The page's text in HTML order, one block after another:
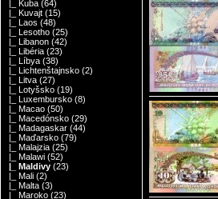
|_ Kuba (64)
|_ Kuvajt (15)
|_ Laos (48)
|_ Lesotho (25)
|_ Libanon (42)
|_ Libéria (23)
|_ Líbya (38)
|_ Lichtenštajnsko (2)
|_ Litva (27)
|_ Lotyšsko (19)
|_ Luxembursko (8)
|_ Macao (50)
|_ Macedónsko (29)
|_ Madagaskar (44)
|_ Maďarsko (79)
|_ Malajzia (25)
|_ Malawi (52)
|_ Maldivy (23)
|_ Mali (2)
|_ Malta (3)
|_ Maroko (23)